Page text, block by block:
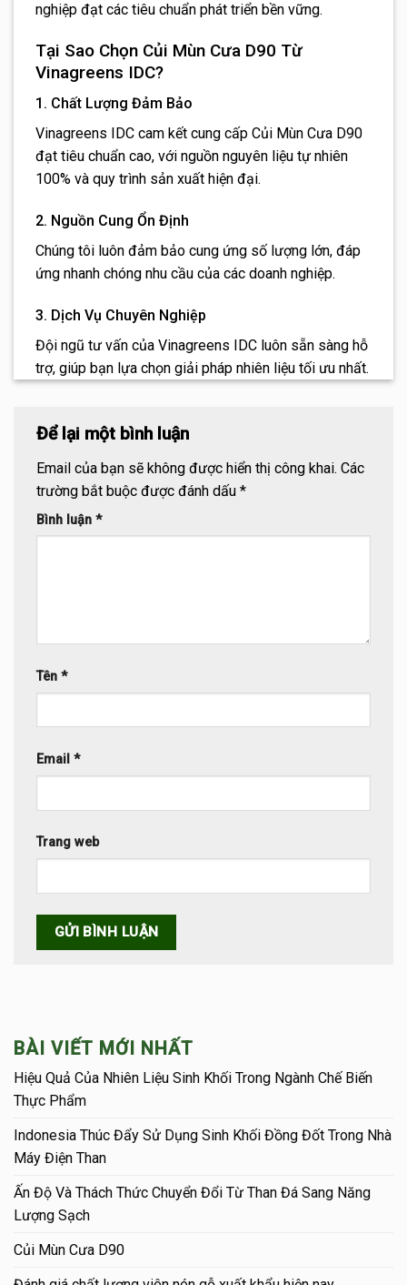
BÀI VIẾT MỚI NHẤT
Hiệu Quả Của Nhiên Liệu Sinh Khối Trong Ngành Chế Biến
Thực Phẩm
Indonesia Thúc Đẩy Sử Dụng Sinh Khối Đồng Đốt Trong Nhà
Máy Điện Than
Ấn Độ Và Thách Thức Chuyển Đổi Từ Than Đá Sang Năng
Lượng Sạch
Củi Mùn Cưa D90
nghiệp đạt các tiêu chuẩn phát triển bền vững.
Tại Sao Chọn Củi Mùn Cưa D90 Từ
Vinagreens IDC?
1. Chất Lượng Đảm Bảo
Vinagreens IDC cam kết cung cấp Củi Mùn Cưa D90
đạt tiêu chuẩn cao, với nguồn nguyên liệu tự nhiên
100% và quy trình sản xuất hiện đại.
2. Nguồn Cung Ổn Định
Chúng tôi luôn đảm bảo cung ứng số lượng lớn, đáp
ứng nhanh chóng nhu cầu của các doanh nghiệp.
3. Dịch Vụ Chuyên Nghiệp
Đội ngũ tư vấn của Vinagreens IDC luôn sẵn sàng hỗ
trợ, giúp bạn lựa chọn giải pháp nhiên liệu tối ưu nhất.
Để lại một bình luận
Email của bạn sẽ không được hiển thị công khai. Các
trường bắt buộc được đánh dấu *
Bình luận *
Tên *
Email *
Trang web